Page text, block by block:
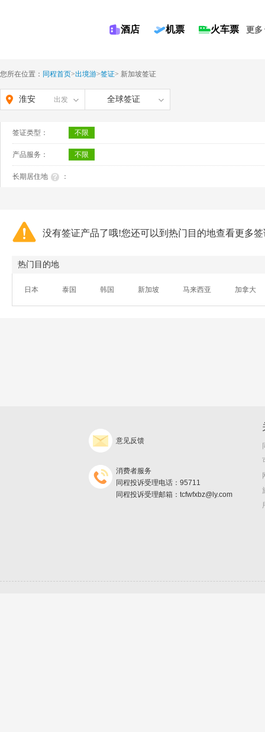
酒店 机票 火车票 更多
您所在位置： 同程首页>出境游>签证> 新加坡签证
淮安 出发 全球签证
签证类型： 不限
产品服务： 不限
长期居住地 ：
没有签证产品了哦!您还可以到热门目的地查看更多
热门目的地
日本 泰国 韩国 新加坡 马来西亚 加拿大
意见反馈
消费者服务
同程投诉受理电话：95711
同程投诉受理邮箱：tcfwfxbz@ly.com